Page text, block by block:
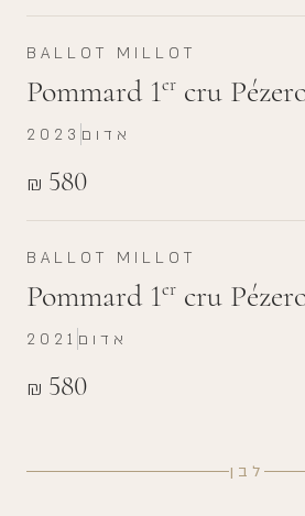
BALLOT MILLOT
Pommard 1er cru
₪ 580
2023 אדום
BALLOT MILLOT
Pommard 1er cru
₪ 580
2021 אדום
לבן